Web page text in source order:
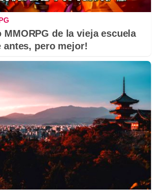
MMORPG de la vieja escuela
antes, pero mejor!